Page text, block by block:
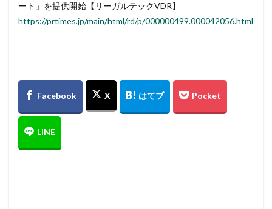
ート」を提供開始【リーガルテックVDR】
https://prtimes.jp/main/html/rd/p/000000499.000042056.html